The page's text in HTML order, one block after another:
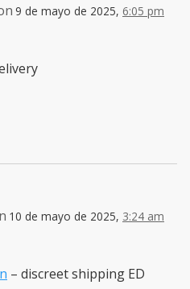
9 de mayo de 2025, 6:05 pm
10 de mayo de 2025, 3:24 am
– discreet shipping ED